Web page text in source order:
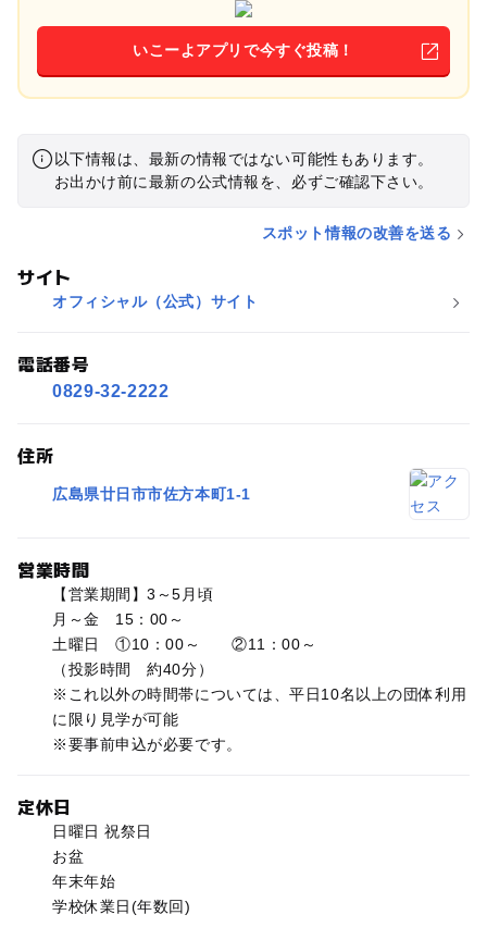
いこーよアプリで今すぐ投稿！
以下情報は、最新の情報ではない可能性もあります。
お出かけ前に最新の公式情報を、必ずご確認下さい。
スポット情報の改善を送る
サイト
オフィシャル（公式）サイト
電話番号
0829-32-2222
住所
広島県廿日市市佐方本町1-1
営業時間
【営業期間】3～5月頃
月～金 15：00～
土曜日 ①10：00～ ②11：00～
（投影時間 約40分）
※これ以外の時間帯については、平日10名以上の団体利用
に限り見学が可能
※要事前申込が必要です。
定休日
日曜日 祝祭日
お盆
年末年始
学校休業日(年数回)